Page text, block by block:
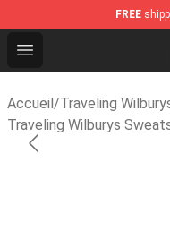
FREE
Open menu
Accueil/Traveling
Traveling Wilburys